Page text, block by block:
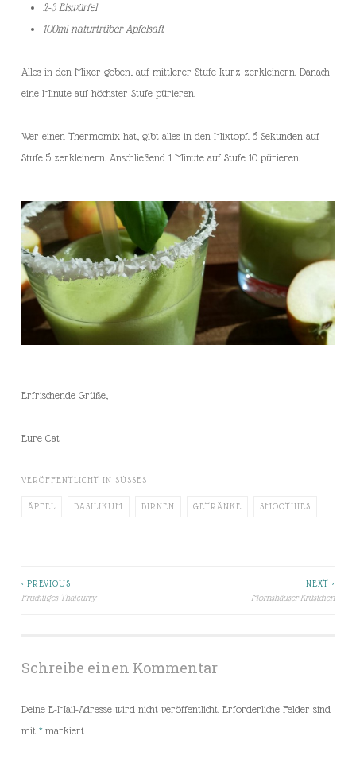
2-3 Eiswürfel
100ml naturtrüber Apfelsaft
Alles in den Mixer geben, auf mittlerer Stufe kurz zerkleinern. Danach
eine Minute auf höchster Stufe pürieren!
Wer einen Thermomix hat, gibt alles in den Mixtopf. 5 Sekunden auf
Stufe 5 zerkleinern. Anschließend 1 Minute auf Stufe 10 pürieren.
Erfrischende Grüße,
Eure Cat
VERÖFFENTLICHT IN SÜSSES
ÄPFEL BASILIKUM BIRNEN GETRÄNKE SMOOTHIES
Beitragsnavigation
< PREVIOUS
Fruchtiges Thaicurry
NEXT >
Mornshäuser Krüstchen
Schreibe einen Kommentar
Deine E-Mail-Adresse wird nicht veröffentlicht. Erforderliche Felder sind
mit *markiert